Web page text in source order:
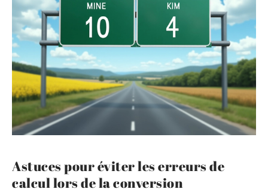
Astuces pour éviter les erreurs de
calcul lors de la conversion